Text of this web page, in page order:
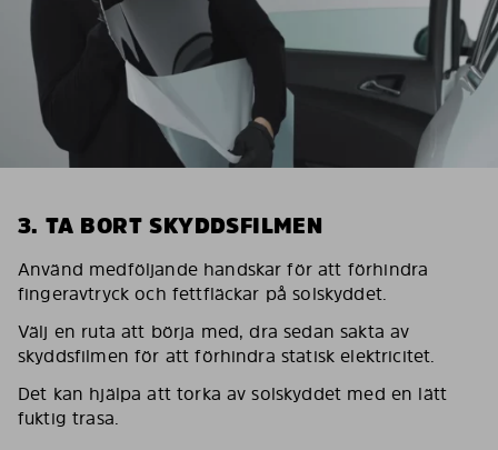
3. TA BORT SKYDDSFILMEN
Använd medföljande handskar för att förhindra
fingeravtryck och fettfläckar på solskyddet.
Välj en ruta att börja med, dra sedan sakta av
skyddsfilmen för att förhindra statisk elektricitet.
Det kan hjälpa att torka av solskyddet med en lätt
fuktig trasa.